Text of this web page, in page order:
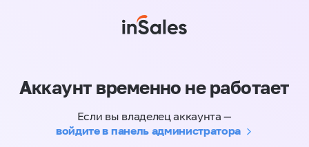
Аккаунт временно не работает
Если вы владелец аккаунта —
войдите в панель администратора